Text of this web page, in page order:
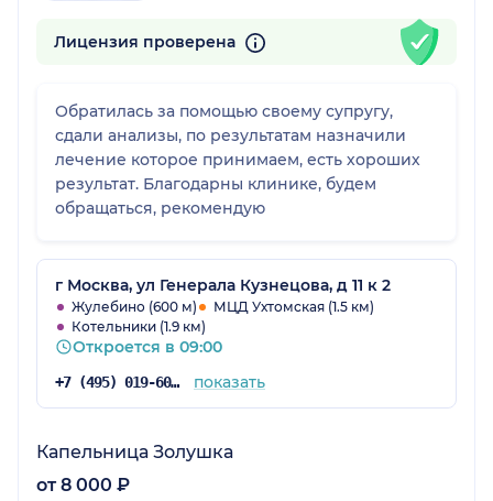
Лицензия проверена
Обратилась за помощью своему супругу,
сдали анализы, по результатам назначили
лечение которое принимаем, есть хороших
результат. Благодарны клинике, будем
обращаться, рекомендую
г Москва, ул Генерала Кузнецова, д 11 к 2
Жулебино (600 м)
МЦД Ухтомская (1.5 км)
Котельники (1.9 км)
Откроется в 09:00
+7 (495) 019-60-70 показать
Капельница Золушка
от 8 000 ₽